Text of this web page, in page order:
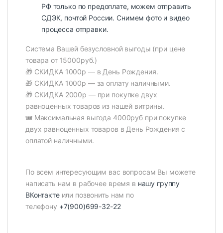
РФ только по предоплате, можем отправить
СДЭК, почтой России. Снимем фото и видео
процесса отправки.
Система Вашей безусловной выгоды (при цене
товара от 15000руб.)
🎁 СКИДКА 1000р — в День Рождения.
🎁 СКИДКА 1000р — за оплату наличными.
🎁 СКИДКА 2000р — при покупке двух
равноценных товаров из нашей витрины.
🎟️ Максимальная выгода 4000руб при покупке
двух равноценных товаров в День Рождения с
оплатой наличными.
По всем интересующим вас вопросам Вы можете
написать нам в рабочее время в нашу группу
ВКонтактеили позвонить нам по
телефону +7(900)699-32-22